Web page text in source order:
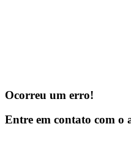
Ocorreu um erro!
Entre em contato com o